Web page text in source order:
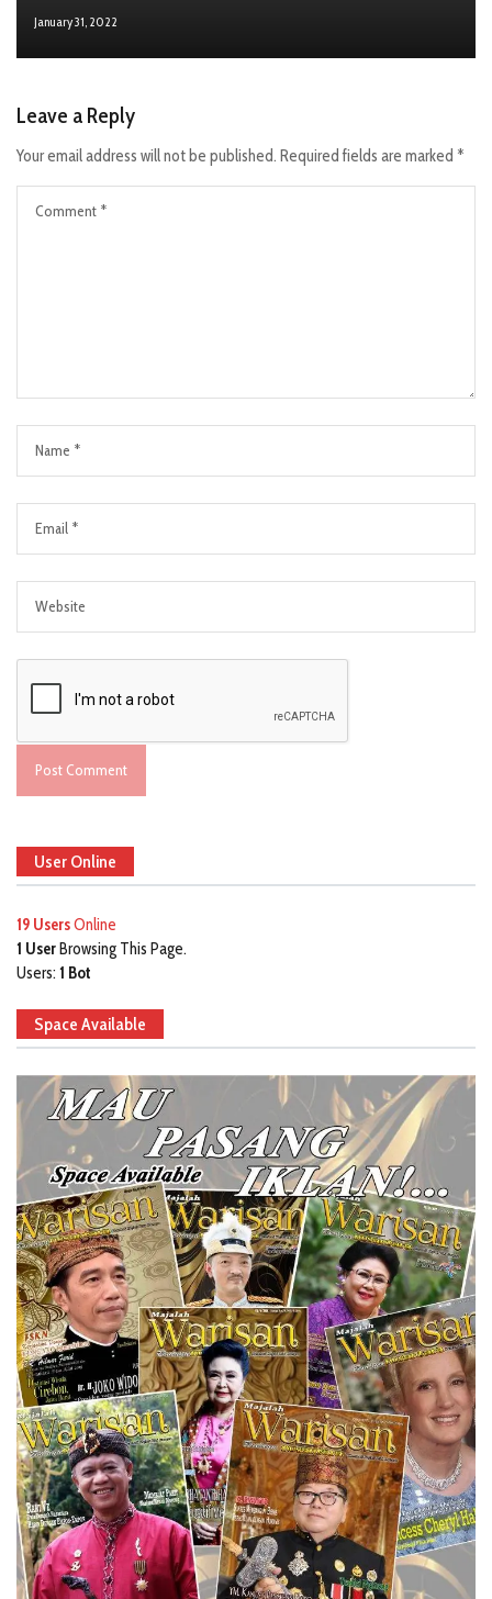
January 31, 2022
Leave a Reply
Your email address will not be published. Required fields are marked *
User Online
19 UsersOnline
1 UserBrowsing This Page.
Users: 1 Bot
Space Available